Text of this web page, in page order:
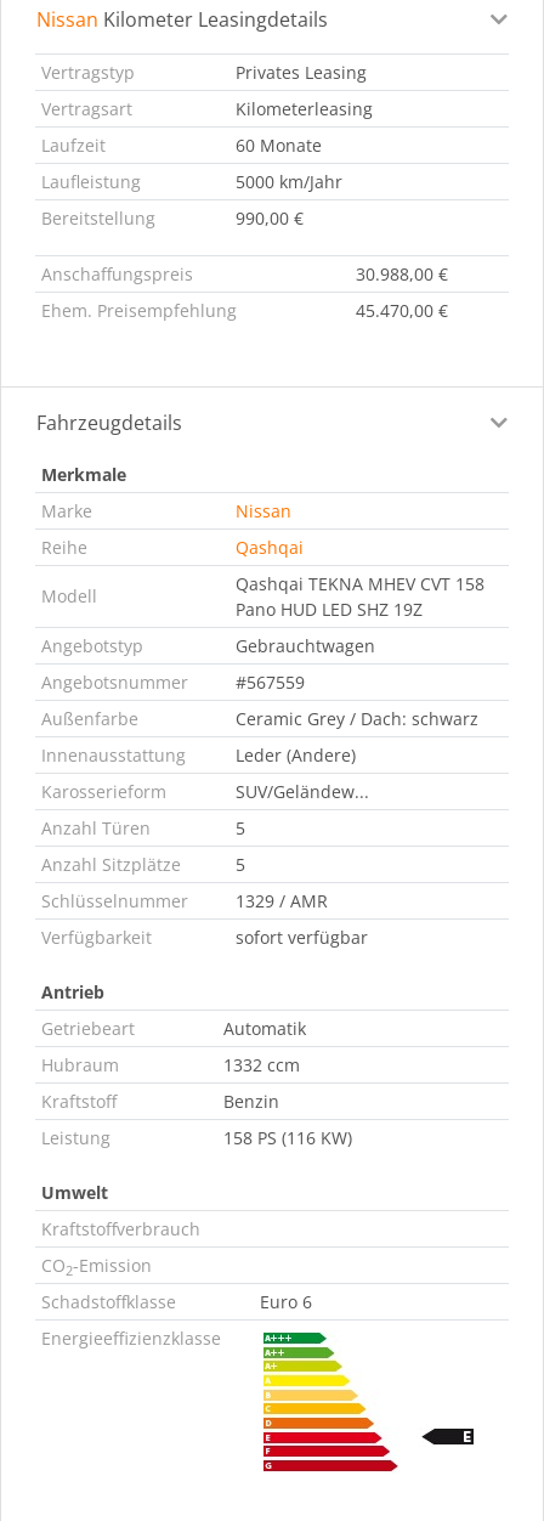
Leasingdetails Fahrzeugdetails
Nissan Kilometer Leasingdetails
Vertragstyp
Privates Leasing
Vertragsart
Kilometerleasing
Laufzeit
60 Monate
Laufleistung
5000 km/Jahr
Bereitstellung
990,00 €
Anschaffungspreis
30.988,00 €
Ehem. Preisempfehlung
45.470,00 €
Fahrzeugdetails
Merkmale
Marke
Nissan
Reihe
Qashqai
Modell
Qashqai TEKNA MHEV CVT 158
Pano HUD LED SHZ 19Z
Angebotstyp
Gebrauchtwagen
Angebotsnummer
#567559
Außenfarbe
Ceramic Grey / Dach: schwarz
Innenausstattung
Leder (Andere)
Karosserieform
SUV/Geländew...
Anzahl Türen
5
Anzahl Sitzplätze
5
Schlüsselnummer
1329 / AMR
Verfügbarkeit
sofort verfügbar
Antrieb
Getriebeart
Automatik
Hubraum
1332 ccm
Kraftstoff
Benzin
Leistung
158 PS (116 KW)
Umwelt
Kraftstoffverbrauch
CO2-Emission
Schadstoffklasse
Euro 6
Energieeffizienzklasse